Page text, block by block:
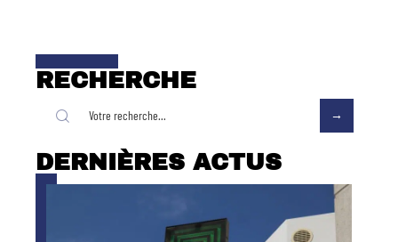
RECHERCHE
DERNIÈRES ACTUS